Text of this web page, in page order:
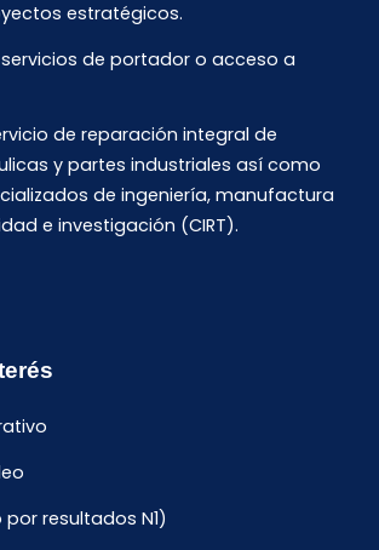
estratégicos.
de portador o acceso a
de reparación integral de
y partes industriales así como
de ingeniería, manufactura
e investigación (CIRT).
por resultados N1)